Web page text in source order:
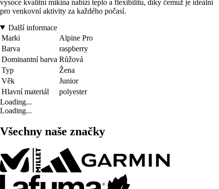
vysoce kvalitní mikina nabízí teplo a flexibilitu, díky čemuž je ideální
pro venkovní aktivity za každého počasí.
Další informace
Marki
Alpine Pro
Barva
raspberry
Dominantní barva Růžová
Typ
Žena
Věk
Junior
Hlavní materiál
polyester
Loading...
Loading...
Všechny naše značky